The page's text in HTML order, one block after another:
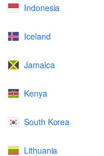
Indonesia
Iceland
Jamaica
Kenya
South Korea
Lithuania